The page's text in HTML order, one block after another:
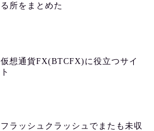
る所をまとめた
仮想通貨FX(BTCFX)に役立つサイ
ト
フラッシュクラッシュでまたも未収